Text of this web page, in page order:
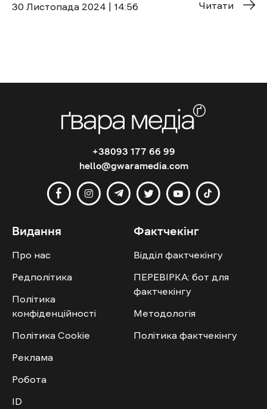
30 Листопада 2024 | 14:56 Читати
+38093 177 66 99
hello@gwaramedia.com
Видання
Про нас
Редполітика
Політика
конфіденційності
Політика Cookie
Реклама
Робота
ID
Фактчекінг
Відділ фактчекінгу
ПЕРЕВІРКА: бот для
фактчекінгу
Методологія
Політика фактчекінгу